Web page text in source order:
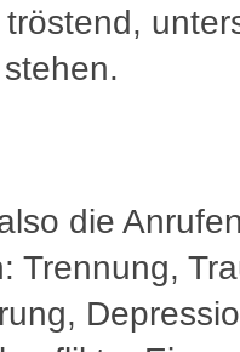
tröstend,
die
Trennung,